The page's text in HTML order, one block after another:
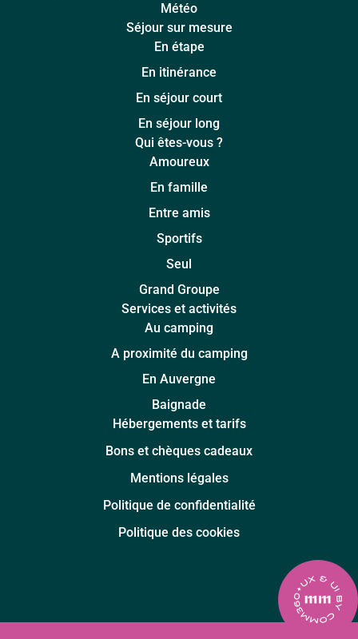
Météo
Séjour sur mesure
En étape
En itinérance
En séjour court
En séjour long
Qui êtes-vous ?
Amoureux
En famille
Entre amis
Sportifs
Seul
Grand Groupe
Services et activités
Au camping
A proximité du camping
En Auvergne
Baignade
Hébergements et tarifs
Bons et chèques cadeaux
Mentions légales
Politique de confidentialité
Politique des cookies